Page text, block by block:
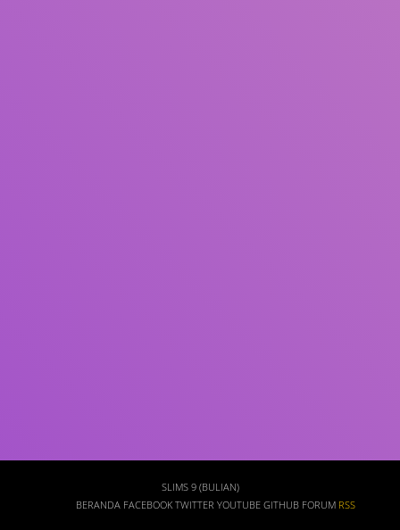
SLIMS 9 (BULIAN)
BERANDA FACEBOOK TWITTER YOUTUBE GITHUB FORUM RSS